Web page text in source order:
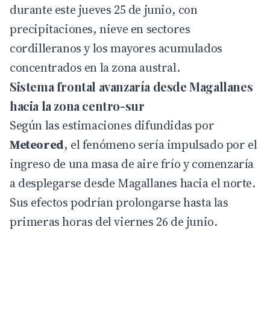
durante este jueves 25 de junio, con
precipitaciones, nieve en sectores
cordilleranos y los mayores acumulados
concentrados en la zona austral.
Sistema frontal avanzaría desde Magallanes
hacia la zona centro-sur
Según las estimaciones difundidas por
Meteored, el fenómeno sería impulsado por el
ingreso de una masa de aire frío y comenzaría
a desplegarse desde Magallanes hacia el norte.
Sus efectos podrían prolongarse hasta las
primeras horas del viernes 26 de junio.